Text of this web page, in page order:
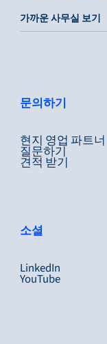
가까운 사무실 보기
문의하기
현지 영업 파트너
질문하기
견적 받기
소셜
LinkedIn
YouTube